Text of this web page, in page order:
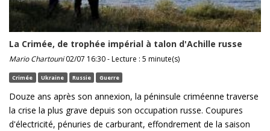
La Crimée, de trophée impérial à talon d'Achille russe
Mario Chartouni02/07 16:30 - Lecture : 5 minute(s)
Crimée Ukraine Russie Guerre
Douze ans après son annexion, la péninsule criméenne traverse
la crise la plus grave depuis son occupation russe. Coupures
d'électricité, pénuries de carburant, effondrement de la saison